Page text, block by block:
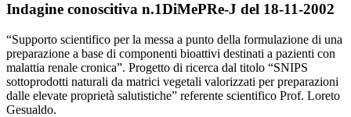
Indagine conoscitiva n.1DiMePRe-J del 18-11-2002
“Supporto scientifico per la messa a punto della formulazione di una
preparazione a base di componenti bioattivi destinati a pazienti con
malattia renale cronica”. Progetto di ricerca dal titolo “SNIPS
sottoprodotti naturali da matrici vegetali valorizzati per preparazioni
dalle elevate proprietà salutistiche” referente scientifico Prof. Loreto
Gesualdo.